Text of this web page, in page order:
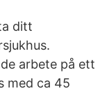
ditt
arbete på ett
med ca 45